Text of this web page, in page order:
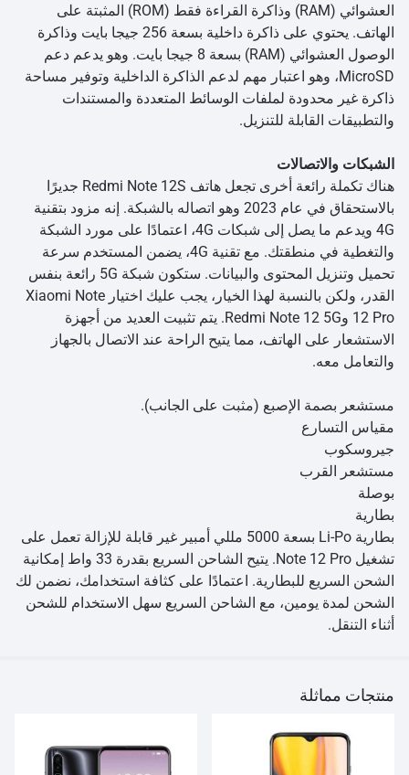
العشوائي (RAM) وذاكرة القراءة فقط (ROM) المثبتة على
الهاتف. يحتوي على ذاكرة داخلية بسعة 256 جيجا بايت وذاكرة
الوصول العشوائي (RAM) بسعة 8 جيجا بايت. وهو يدعم دعم
MicroSD، وهو اعتبار مهم لدعم الذاكرة الداخلية وتوفير مساحة
ذاكرة غير محدودة لملفات الوسائط المتعددة والمستندات
والتطبيقات القابلة للتنزيل.
الشبكات والاتصالات
هناك تكملة رائعة أخرى تجعل هاتف Redmi Note 12S جديرًا
بالاستحقاق في عام 2023 وهو اتصاله بالشبكة. إنه مزود بتقنية
4G ويدعم ما يصل إلى شبكات 4G، اعتمادًا على مورد الشبكة
والتغطية في منطقتك. مع تقنية 4G، يضمن المستخدم سرعة
تحميل وتنزيل المحتوى والبيانات. ستكون شبكة 5G رائعة بنفس
القدر، ولكن بالنسبة لهذا الخيار، يجب عليك اختيار Xiaomi Note
12 Pro وRedmi Note 12 5G. يتم تثبيت العديد من أجهزة
الاستشعار على الهاتف، مما يتيح الراحة عند الاتصال بالجهاز
والتعامل معه.
مستشعر بصمة الإصبع (مثبت على الجانب).
مقياس التسارع
جيروسكوب
مستشعر القرب
بوصلة
بطارية
بطارية Li-Po بسعة 5000 مللي أمبير غير قابلة للإزالة تعمل على
تشغيل Note 12 Pro. يتيح الشاحن السريع بقدرة 33 واط إمكانية
الشحن السريع للبطارية. اعتمادًا على كثافة استخدامك، نضمن لك
الشحن لمدة يومين، مع الشاحن السريع سهل الاستخدام للشحن
أثناء التنقل.
منتجات مماثلة